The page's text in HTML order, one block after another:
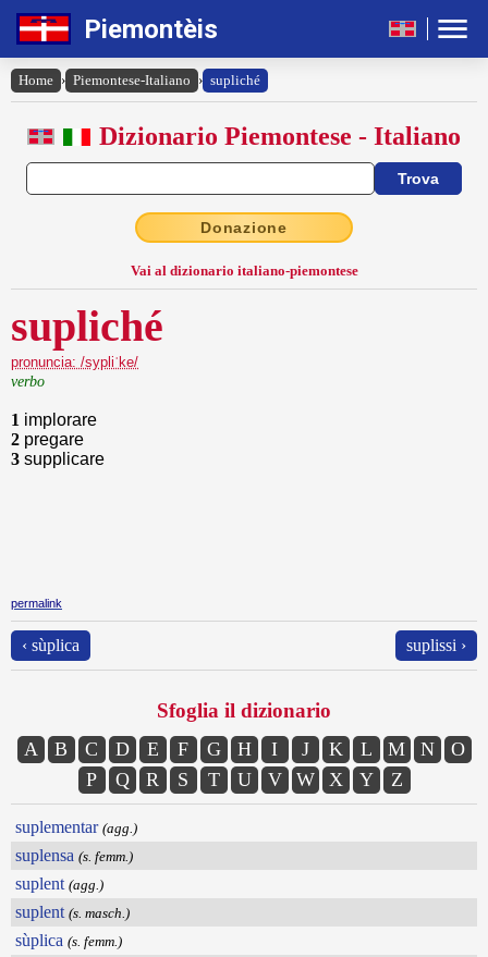
Piemontèis
Home › Piemontese-Italiano › supliché
Dizionario Piemontese - Italiano
Donazione
Vai al dizionario italiano-piemontese
supliché
pronuncia: /sypliˈke/
verbo
1 implorare
2 pregare
3 supplicare
permalink
‹ sùplica suplissi ›
Sfoglia il dizionario
A B C D E F G H I J K L M N
O
P
Q R S T U V W X Y Z
suplementar (agg.)
suplensa (s. femm.)
suplent (agg.)
suplent (s. masch.)
sùplica (s. femm.)